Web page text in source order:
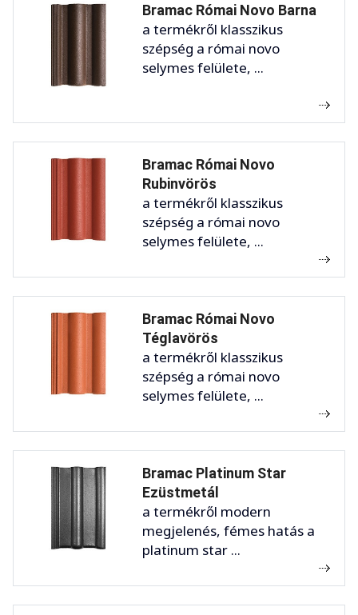
Bramac Római Novo Barna
a termékről klasszikus
szépség a római novo
selymes felülete, ...
Bramac Római Novo
Rubinvörös
a termékről klasszikus
szépség a római novo
selymes felülete, ...
Bramac Római Novo
Téglavörös
a termékről klasszikus
szépség a római novo
selymes felülete, ...
Bramac Platinum Star
Ezüstmetál
a termékről modern
megjelenés, fémes hatás a
platinum star ...